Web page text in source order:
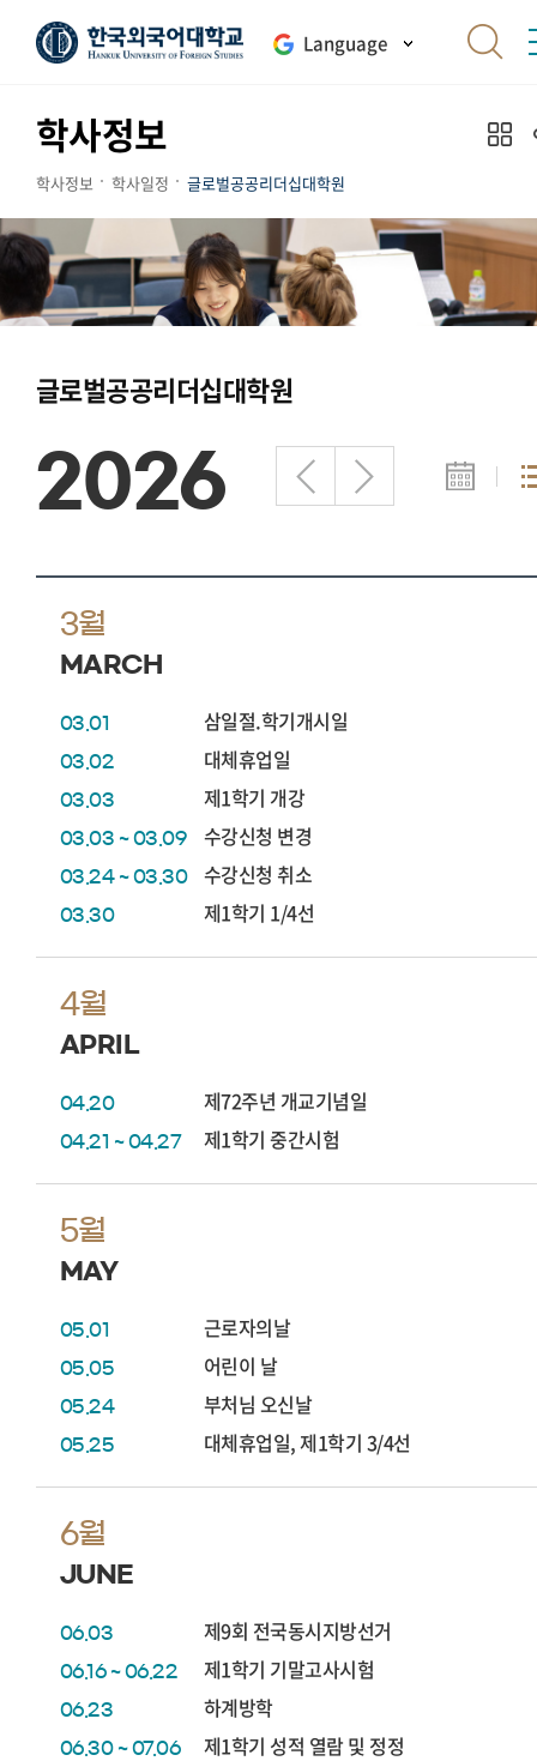
Language
학사정보
학사정보 학사일정 글로벌공공리더십대학원
글로벌공공리더십대학원
2026
3월
MARCH
03.01 삼일절.학기개시일
03.02 대체휴업일
03.03 제1학기 개강
03.03 ~ 03.09 수강신청 변경
03.24 ~ 03.30 수강신청 취소
03.30 제1학기 1/4선
4월
APRIL
04.20 제72주년 개교기념일
04.21 ~ 04.27 제1학기 중간시험
5월
MAY
05.01 근로자의날
05.05 어린이 날
05.24 부처님 오신날
05.25 대체휴업일, 제1학기 3/4선
6월
JUNE
06.03 제9회 전국동시지방선거
06.16 ~ 06.22 제1학기 기말고사시험
06.23 하계방학
06.30 ~ 07.06 제1학기 성적 열람 및 정정